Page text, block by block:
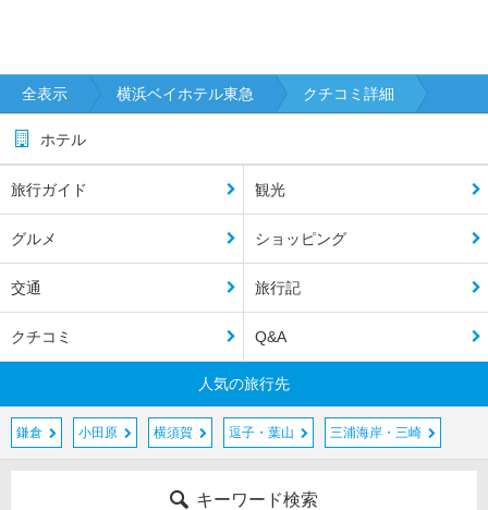
全表示 横浜ベイホテル東急 クチコミ詳細
ホテル
旅行ガイド 観光
グルメ ショッピング
交通 旅行記
クチコミ Q&A
人気の旅行先
鎌倉 小田原 横須賀 逗子・葉山 三浦海岸・三崎
キーワード検索